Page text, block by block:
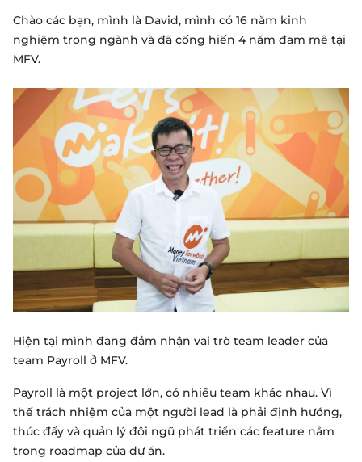
Chào các bạn, mình là David, mình có 16 năm kinh
nghiệm trong ngành và đã cống hiến 4 năm đam mê tại
MFV.
Hiện tại mình đang đảm nhận vai trò team leader của
team Payroll ở MFV.
Payroll là một project lớn, có nhiều team khác nhau. Vì
thế trách nhiệm của một người lead là phải định hướng,
thúc đẩy và quản lý đội ngũ phát triển các feature nằm
trong roadmap của dự án.